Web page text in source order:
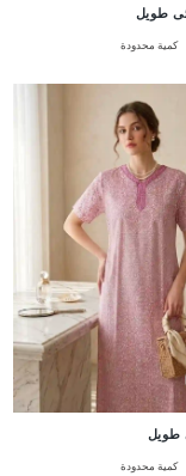
طويل
كمية محدودة
طويل
كمية محدودة